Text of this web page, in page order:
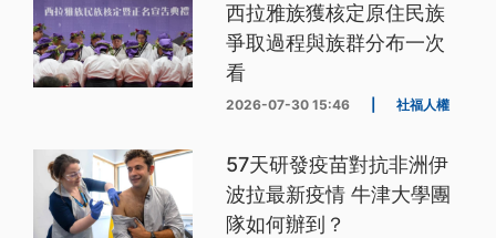
西拉雅族獲核定原住民族
爭取過程與族群分布一次
看
2026-07-30 15:46 社福人權
57天研發疫苗對抗非洲伊
波拉最新疫情 牛津大學團
隊如何辦到？